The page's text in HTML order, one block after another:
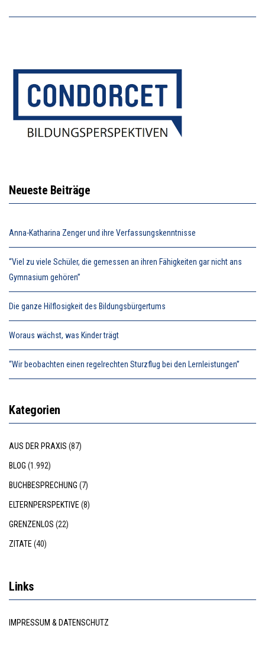
Neueste Beiträge
Anna-Katharina Zenger und ihre Verfassungskenntnisse
“Viel zu viele Schüler, die gemessen an ihren Fähigkeiten gar nicht ans
Gymnasium gehören”
Die ganze Hilflosigkeit des Bildungsbürgertums
Woraus wächst, was Kinder trägt
“Wir beobachten einen regelrechten Sturzflug bei den Lernleistungen”
Kategorien
AUS DER PRAXIS (87)
BLOG (1.992)
BUCHBESPRECHUNG (7)
ELTERNPERSPEKTIVE (8)
GRENZENLOS (22)
ZITATE (40)
Links
IMPRESSUM & DATENSCHUTZ